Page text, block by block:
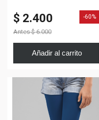
$ 2.400
Antes $ 6.000
-60%
Añadir al carrito